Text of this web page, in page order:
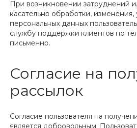
При возникновении затруднений
касательно обработки, изменения,
персональных данных
службу поддержки клиентов по
письменно.
Согласие на
рассылок
Согласие пользователя на
является добровольным.